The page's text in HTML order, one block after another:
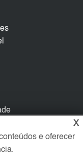
X
e oferecer